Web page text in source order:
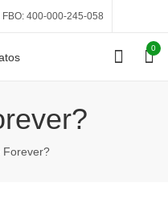
FBO: 400-000-245-058
0
Forever?